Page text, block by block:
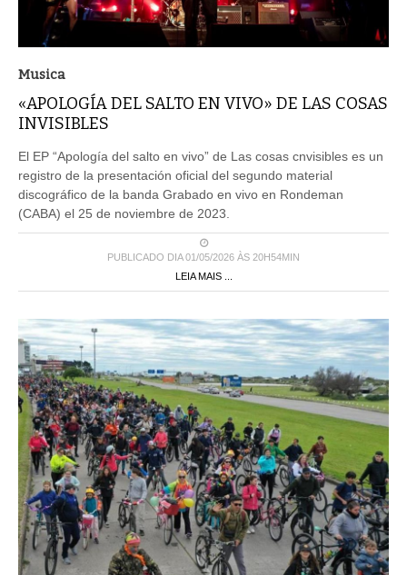
Musica
«APOLOGÍA DEL SALTO EN VIVO» DE LAS COSAS
INVISIBLES
El EP “Apología del salto en vivo” de Las cosas cnvisibles es un
registro de la presentación oficial del segundo material
discográfico de la banda Grabado en vivo en Rondeman
(CABA) el 25 de noviembre de 2023.
PUBLICADO DIA 01/05/2026 ÀS 20H54MIN
LEIA MAIS ...